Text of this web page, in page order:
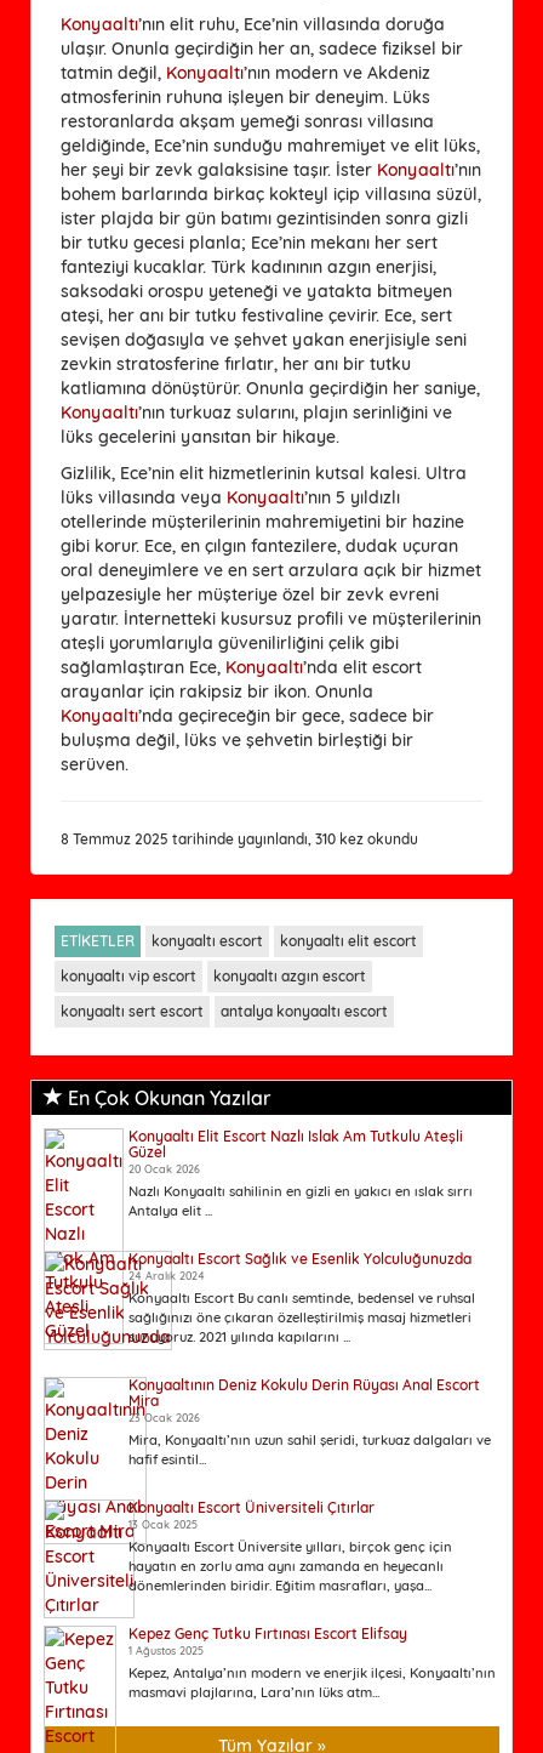
Konyaaltı’nın elit ruhu, Ece’nin villasında doruğa
ulaşır. Onunla geçirdiğin her an, sadece fiziksel bir
tatmin değil, Konyaaltı’nın modern ve Akdeniz
atmosferinin ruhuna işleyen bir deneyim. Lüks
restoranlarda akşam yemeği sonrası villasına
geldiğinde, Ece’nin sunduğu mahremiyet ve elit lüks,
her şeyi bir zevk galaksisine taşır. İster Konyaaltı’nın
bohem barlarında birkaç kokteyl içip villasına süzül,
ister plajda bir gün batımı gezintisinden sonra gizli
bir tutku gecesi planla; Ece’nin mekanı her sert
fanteziyi kucaklar. Türk kadınının azgın enerjisi,
saksodaki orospu yeteneği ve yatakta bitmeyen
ateşi, her anı bir tutku festivaline çevirir. Ece, sert
sevişen doğasıyla ve şehvet yakan enerjisiyle seni
zevkin stratosferine fırlatır, her anı bir tutku
katliamına dönüştürür. Onunla geçirdiğin her saniye,
Konyaaltı’nın turkuaz sularını, plajın serinliğini ve
lüks gecelerini yansıtan bir hikaye.
Gizlilik, Ece’nin elit hizmetlerinin kutsal kalesi. Ultra
lüks villasında veya Konyaaltı’nın 5 yıldızlı
otellerinde müşterilerinin mahremiyetini bir hazine
gibi korur. Ece, en çılgın fantezilere, dudak uçuran
oral deneyimlere ve en sert arzulara açık bir hizmet
yelpazesiyle her müşteriye özel bir zevk evreni
yaratır. İnternetteki kusursuz profili ve müşterilerinin
ateşli yorumlarıyla güvenilirliğini çelik gibi
sağlamlaştıran Ece, Konyaaltı’nda elit escort
arayanlar için rakipsiz bir ikon. Onunla
Konyaaltı’nda geçireceğin bir gece, sadece bir
buluşma değil, lüks ve şehvetin birleştiği bir
serüven.
8 Temmuz 2025 tarihinde yayınlandı, 310 kez okundu
ETİKETLER konyaaltı escort
konyaaltı elit escort
konyaaltı vip escort
konyaaltı azgın escort
konyaaltı sert escort
antalya konyaaltı escort
En Çok Okunan Yazılar
Konyaaltı Elit Escort Nazlı Islak Am Tutkulu Ateşli
Güzel
20 Ocak 2026
Nazlı Konyaaltı sahilinin en gizli en yakıcı en ıslak sırrı
Antalya elit ...
Konyaaltı Escort Sağlık ve Esenlik Yolculuğunuzda
24 Aralık 2024
Konyaaltı Escort Bu canlı semtinde, bedensel ve ruhsal
sağlığınızı öne çıkaran özelleştirilmiş masaj hizmetleri
sunuyoruz. 2021 yılında kapılarını ...
Konyaaltının Deniz Kokulu Derin Rüyası Anal Escort
Mira
23 Ocak 2026
Mira, Konyaaltı’nın uzun sahil şeridi, turkuaz dalgaları ve
hafif esintil...
Konyaaltı Escort Üniversiteli Çıtırlar
13 Ocak 2025
Konyaaltı Escort Üniversite yılları, birçok genç için
hayatın en zorlu ama aynı zamanda en heyecanlı
dönemlerinden biridir. Eğitim masrafları, yaşa...
Kepez Genç Tutku Fırtınası Escort Elifsay
1 Ağustos 2025
Kepez, Antalya’nın modern ve enerjik ilçesi, Konyaaltı’nın
masmavi plajlarına, Lara’nın lüks atm...
Tüm Yazılar »